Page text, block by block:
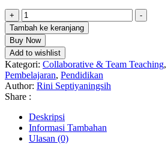
+
Kuantitas
MEDIA
PEMBELAJARAN
MENUNJANG
KEMAMPUAN
BELAJAR
PESERTA
DIDIK
SD
-
Tambah ke keranjang
Buy Now
Add to wishlist
Kategori: Collaborative & Team Teaching,
Pembelajaran, Pendidikan
Author: Rini Septiyaningsih
Share :
Deskripsi
Informasi Tambahan
Ulasan (0)